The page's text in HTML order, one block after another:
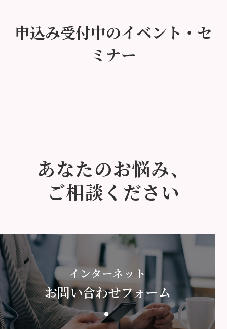
申込み受付中のイベント・セ
ミナー
あなたのお悩み、
ご相談ください
インターネット
お問い合わせフォーム